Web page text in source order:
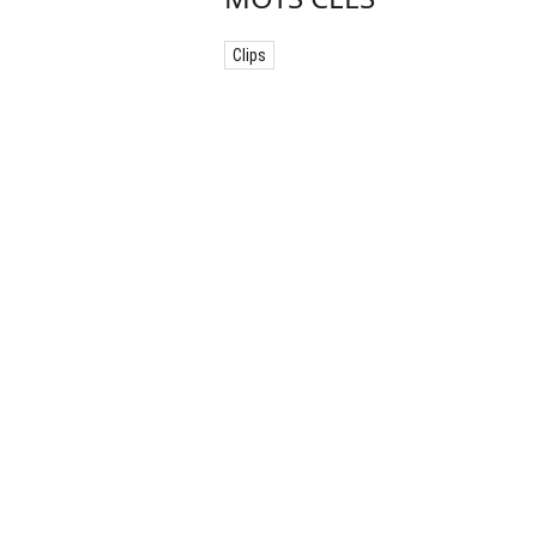
Clips